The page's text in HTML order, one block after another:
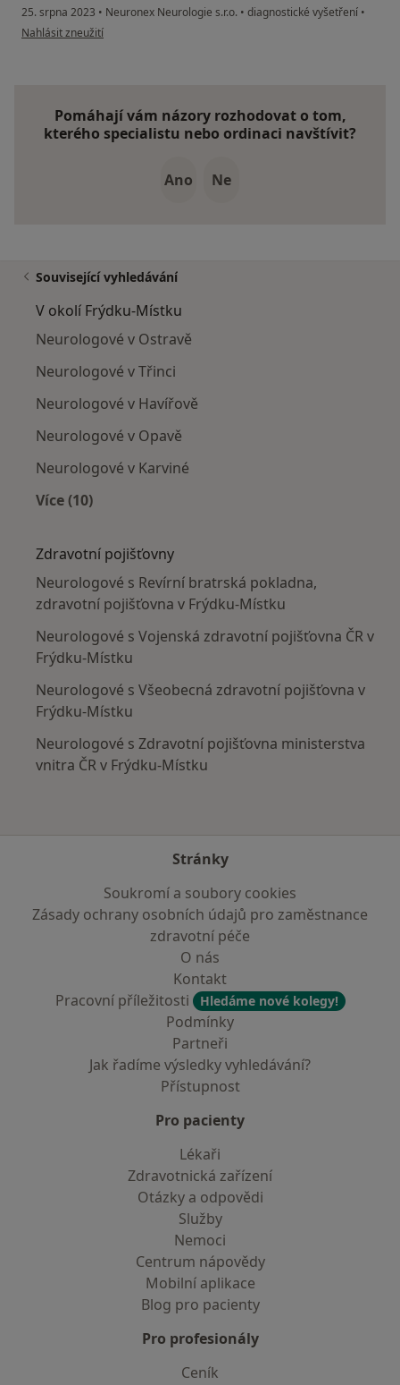
25. srpna 2023 • Neuronex Neurologie s.r.o. • diagnostické vyšetření •
podle názoru uživatele Juroková Lenka
Nahlásit zneužití
Pomáhají vám názory rozhodovat o tom,
kterého specialistu nebo ordinaci navštívit?
Ano Ne
Související vyhledávání
V okolí Frýdku-Místku
Neurologové v Ostravě
Neurologové v Třinci
Neurologové v Havířově
Neurologové v Opavě
Neurologové v Karviné
Více (10)
Zdravotní pojišťovny
Neurologové s Revírní bratrská pokladna,
zdravotní pojišťovna v Frýdku-Místku
Neurologové s Vojenská zdravotní pojišťovna ČR v
Frýdku-Místku
Neurologové s Všeobecná zdravotní pojišťovna v
Frýdku-Místku
Neurologové s Zdravotní pojišťovna ministerstva
vnitra ČR v Frýdku-Místku
Stránky
Soukromí a soubory cookies
Zásady ochrany osobních údajů pro zaměstnance
zdravotní péče
O nás
Kontakt
Pracovní příležitosti
Hledáme nové kolegy!
Podmínky
Partneři
Jak řadíme výsledky vyhledávání?
Přístupnost
Pro pacienty
Lékaři
Zdravotnická zařízení
Otázky a odpovědi
Služby
Nemoci
Centrum nápovědy
Mobilní aplikace
Blog pro pacienty
Pro profesionály
Ceník